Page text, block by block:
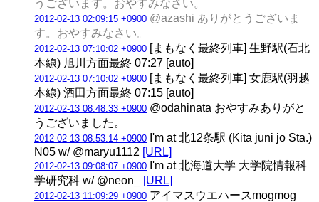
うございます。おやすみなさい。
2012-02-13 02:09:15 +0900 @azashi ありがとうございま
す。おやすみなさい。
2012-02-13 07:10:02 +0900 [まもなく最終列車] 生野駅(石北
本線) 旭川方面最終 07:27 [auto]
2012-02-13 07:10:02 +0900 [まもなく最終列車] 女鹿駅(羽越
本線) 酒田方面最終 07:15 [auto]
2012-02-13 08:48:33 +0900 @odahinata おやすみありがと
うございました。
2012-02-13 08:53:14 +0900 I'm at 北12条駅 (Kita juni jo Sta.)
N05 w/ @maryu1112 [URL]
2012-02-13 09:08:07 +0900 I'm at 北海道大学 大学院情報科
学研究科 w/ @neon_
[URL]
2012-02-13 11:09:29 +0900 アイマスウエハースmogmog